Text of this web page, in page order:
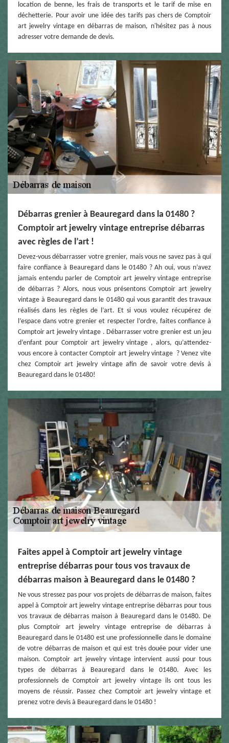
location de benne, les frais de transports et le tarif de mise en
déchetterie. Pour avoir une idée des tarifs pas chers de Comptoir
art jewelry vintage en débarras de maison, n'hésitez pas à nous
adresser votre demande de devis.
Débarras grenier à Beauregard dans la 01480 ?
Comptoir art jewelry vintage entreprise débarras
avec règles de l’art !
Devez-vous débarrasser votre grenier, mais vous ne savez pas à qui
faire confiance à Beauregard dans le 01480 ? Ah oui, vous n’avez
jamais entendu parler de Comptoir art jewelry vintage entreprise
de débarras ? Alors, nous vous présentons Comptoir art jewelry
vintage à Beauregard dans le 01480 qui vous garantit des travaux
réalisés dans les règles de l’art. Et si vous voulez récupérez de
l’espace dans votre grenier et respecter l’ordre, faites confiance à
Comptoir art jewelry vintage . Débarrasser votre grenier est un jeu
d’enfant pour Comptoir art jewelry vintage , alors, qu’attendez-
vous encore à contacter Comptoir art jewelry vintage ? Venez vite
chez Comptoir art jewelry vintage afin de savoir votre devis à
Beauregard dans le 01480!
Faites appel à Comptoir art jewelry vintage
entreprise débarras pour tous vos travaux de
débarras maison à Beauregard dans le 01480 ?
Ne vous stressez pas pour vos projets de débarras de maison, faites
appel à Comptoir art jewelry vintage entreprise débarras pour tous
vos travaux de débarras maison à Beauregard dans le 01480. De
plus Comptoir art jewelry vintage entreprise de débarras à
Beauregard dans le 01480 est une professionnelle dans le domaine
de votre débarras de maison et qui est très douée pour vider une
maison. Comptoir art jewelry vintage intervient aussi pour tous
types de débarras à Beauregard dans le 01480. Avec les
professionnels de Comptoir art jewelry vintage ils ont tous les
moyens de réussir. Passez chez Comptoir art jewelry vintage et
prenez votre devis à Beauregard dans le 01480 !